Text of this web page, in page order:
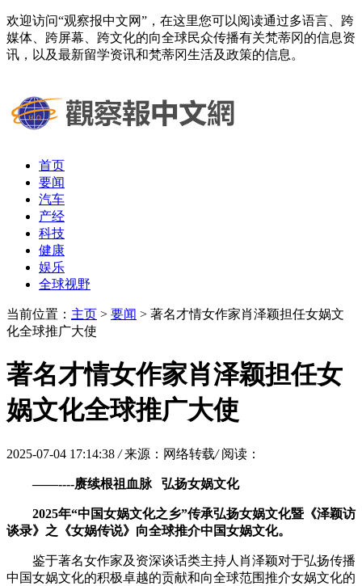
欢迎访问“观察报中文网”，在这里您可以阅读通过多语言、跨
媒体、跨屏幕、跨文化的向全球民众传播有关梵蒂冈的信息资
讯，以及最新留学资讯和梵蒂冈生活及政策的信息。
首页
要闻
汽车
产经
科技
健康
娱乐
全球视野
当前位置： 主页 > 要闻 > 著名才情女作家肖泽颖担任女娲文
化全球推广大使
著名才情女作家肖泽颖担任女
娲文化全球推广大使
2025-07-04 17:14:38 / 来源：网络转载/ 阅读：
——----赓续根祖血脉 弘扬女娲文化
2025年“中国女娲文化之乡”传承弘扬女娲文化暨《泽颖访
谈录》之《女娲传说》向全球推介中国女娲文化。
鉴于著名女作家及资深谈话类主持人肖泽颖对于弘扬传播
中国女娲文化的积极卓越的贡献和向全球范围推介女娲文化的